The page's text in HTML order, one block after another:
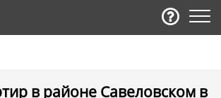
в районе Савеловском в